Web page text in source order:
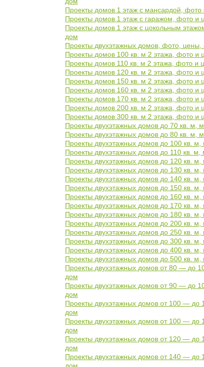
Проекты домов 1 этаж с мансардой, фото
Проекты домов 1 этаж с гаражом, фото и
Проекты домов 1 этаж с цокольным
дом
Проекты двухэтажных домов, фото, цены,
Проекты домов 100 кв. м 2 этажа, фото и
Проекты домов 110 кв. м 2 этажа, фото и
Проекты домов 120 кв. м 2 этажа, фото и
Проекты домов 150 кв. м 2 этажа, фото и
Проекты домов 160 кв. м 2 этажа, фото и
Проекты домов 170 кв. м 2 этажа, фото и
Проекты домов 200 кв. м 2 этажа, фото и
Проекты домов 300 кв. м 2 этажа, фото и
Проекты двухэтажных домов до 70 кв. м,
Проекты двухэтажных домов до 80 кв. м,
Проекты двухэтажных домов до 100 кв.
Проекты двухэтажных домов до 110 кв.
Проекты двухэтажных домов до 120 кв.
Проекты двухэтажных домов до 130 кв.
Проекты двухэтажных домов до 140 кв.
Проекты двухэтажных домов до 150 кв.
Проекты двухэтажных домов до 160 кв.
Проекты двухэтажных домов до 170 кв.
Проекты двухэтажных домов до 180 кв.
Проекты двухэтажных домов до 200 кв.
Проекты двухэтажных домов до 250 кв.
Проекты двухэтажных домов до 300 кв.
Проекты двухэтажных домов до 400 кв.
Проекты двухэтажных домов до 500 кв.
Проекты двухэтажных домов от 80 — до
дом
Проекты двухэтажных домов от 90 — до
дом
Проекты двухэтажных домов от 100 — до
дом
Проекты двухэтажных домов от 100 — до
дом
Проекты двухэтажных домов от 120 — до
дом
Проекты двухэтажных домов от 140 — до